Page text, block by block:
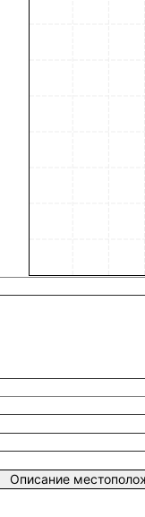
Описание